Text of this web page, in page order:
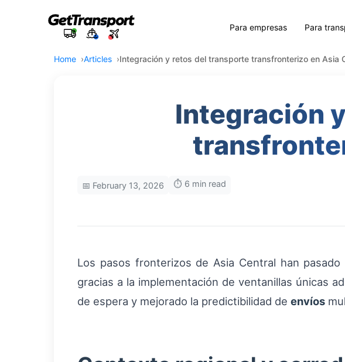
Para empresas Para
Home Articles Integración y retos del transporte transfronterizo en Asia
Integración
📅 February 13, 2026 ⏱️ 6 min read
Los pasos fronterizos de Asia Central han
gracias a la implementación de ventanillas únicas
de espera y mejorado la predictibilidad de envíos